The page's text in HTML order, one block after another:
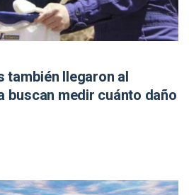
llegaron al
buscan medir cuánto daño